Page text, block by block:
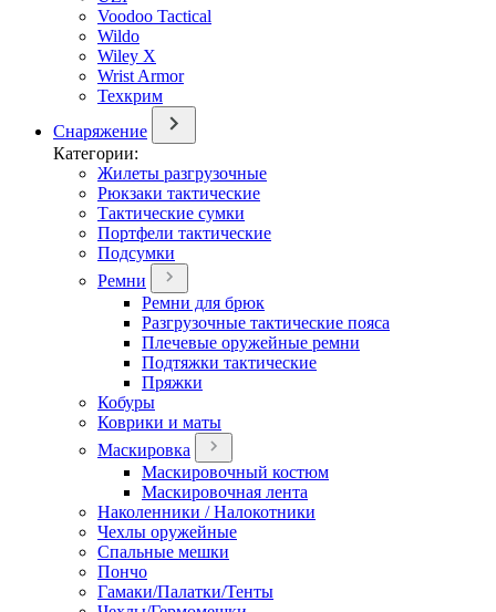
Voodoo Tactical
Wildo
Wiley X
Wrist Armor
Техкрим
Снаряжение
Категории:
Жилеты разгрузочные
Рюкзаки тактические
Тактические сумки
Портфели тактические
Подсумки
Ремни
Ремни для брюк
Разгрузочные тактические пояса
Плечевые оружейные ремни
Подтяжки тактические
Пряжки
Кобуры
Коврики и маты
Маскировка
Маскировочный костюм
Маскировочная лента
Наколенники / Налокотники
Чехлы оружейные
Спальные мешки
Пончо
Гамаки/Палатки/Тенты